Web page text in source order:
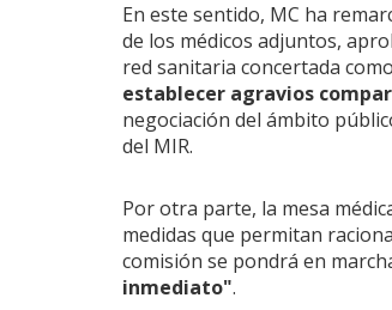
En este sentido, MC ha
de los médicos adjuntos,
red sanitaria concertada
establecer agravios
negociación del ámbito
del MIR.
Por otra parte, la mesa
medidas que permitan
comisión se pondrá en
inmediato".